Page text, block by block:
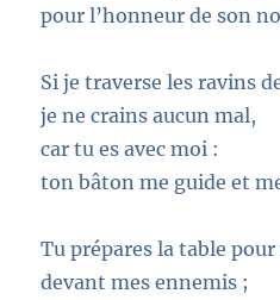
pour l’honneur de son
Si je traverse les ravins
je ne crains aucun mal,
car tu es avec moi :
ton bâton me guide et
Tu prépares la table
devant mes ennemis ;